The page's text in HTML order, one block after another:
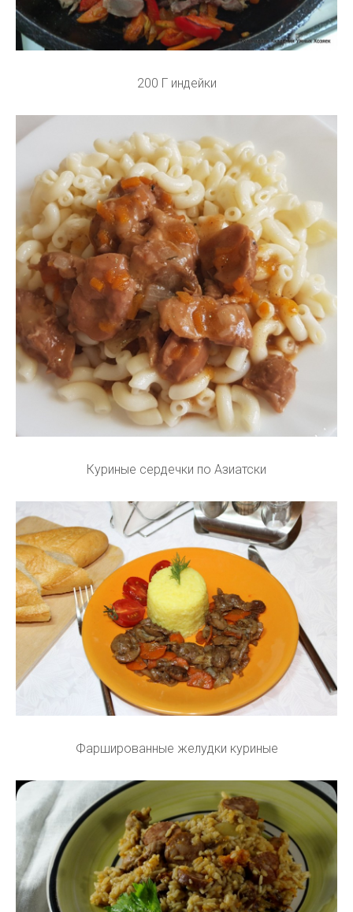
200 Г индейки
Куриные сердечки по Азиатски
Фаршированные желудки куриные